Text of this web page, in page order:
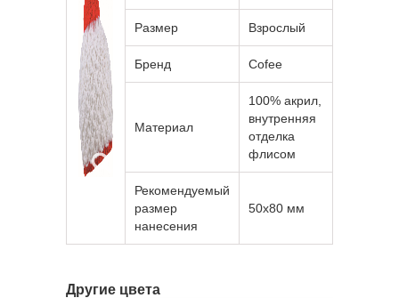
Размер Взрослый
Бренд Cofee
Материал
100% акрил,
внутренняя
отделка
флисом
Рекомендуемый
размер
нанесения
50х80 мм
Другие цвета